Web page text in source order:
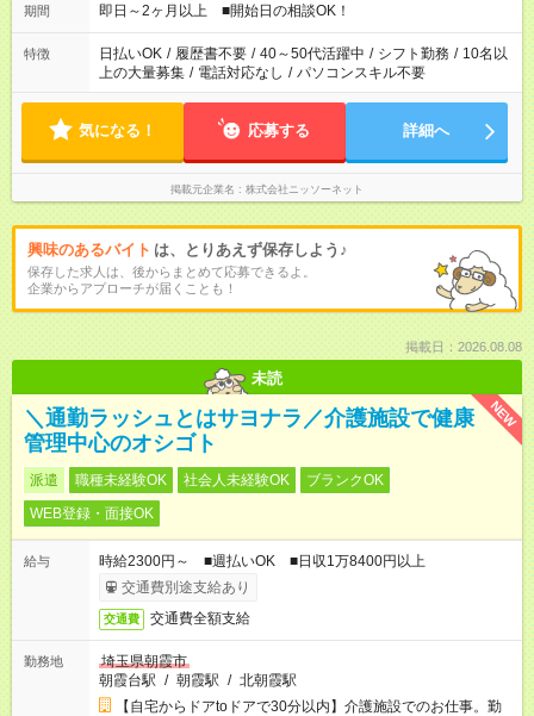
期間 即日～2ヶ月以上 ■開始日の相談OK！
特徴 日払いOK / 履歴書不要 / 40～50代活躍中 / シフト勤務 / 10名以
上の大量募集 / 電話対応なし / パソコンスキル不要
気になる！ 応募する 詳細へ
掲載元企業名 株式会社ニッソーネット
興味のあるバイト は、とりあえず保存しよう♪
保存した求人は、後からまとめて応募できるよ。
企業からアプローチが届くことも！
掲載日：2026.08.08
未読
NEW
＼通勤ラッシュとはサヨナラ／介護施設で健康
管理中心のオシゴト
派遣 職種未経験OK 社会人未経験OK
ブランクOK
WEB登録・面接OK
給与
時給2300円～ ■週払いOK ■日収1万8400円以上
交通費別途支給あり
交通費 交通費全額支給
勤務地
埼玉県朝霞市
朝霞台駅 / 朝霞駅 / 北朝霞駅
【自宅からドアtoドアで30分以内】介護施設でのお仕事。勤